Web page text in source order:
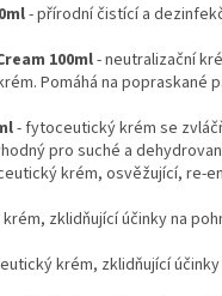
- přírodní čistící a
100ml- neutralizační
Pomáhá na popraskané
- fytoceutický krém se
pro suché a
krém, osvěžující, re-
zklidňující účinky na
krém, zklidňující